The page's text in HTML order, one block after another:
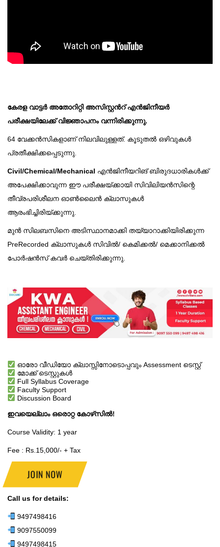
കേരള വാട്ടർ അതോറിറ്റി അസിസ്റ്റൻറ് എൻജിനീയർ
പരീക്ഷയിലേക്ക് വിജ്ഞാപനം വന്നിരിക്കുന്നു.
64 വേക്കൻസികളാണ് നിലവിലുള്ളത്. കൂടുതൽ ഒഴിവുകൾ
പ്രതീക്ഷിക്കപ്പെടുന്നു.
Civil/Chemical/Mechanical എൻജിനീയറിങ് ബിരുദധാരികൾക്ക്
അപേക്ഷിക്കാവുന്ന ഈ പരീക്ഷയ്ക്കായി സിവിലിയൻസിന്റെ
തീവ്രപരിശീലന ഓൺലൈൻ ക്ലാസുകൾ
ആരംഭിച്ചിരിയ്ക്കുന്നു.
മുൻ സിലബസിനെ അടിസ്ഥാനമാക്കി തയ്യാറാക്കിയിരിക്കുന്ന
PreRecorded ക്ലാസുകൾ സിവിൽ/ കെമിക്കൽ/ മെക്കാനിക്കൽ
പോർഷൻസ് കവർ ചെയ്തിരിക്കുന്നു.
ഓരോ വീഡിയോ ക്ലാസ്സിനോടൊപ്പവും Assessment ടെസ്റ്റ്
മോക്ക് ടെസ്റ്റുകൾ
Full Syllabus Coverage
Faculty Support
Discussion Board
ഇവയെല്ലാം ഒരൊറ്റ കോഴ്‌സിൽ!
Course Validity: 1 year
Fee : Rs.15,000/- + Tax
JOIN NOW
Call us for details:
9497498416
9097550099
9497498415